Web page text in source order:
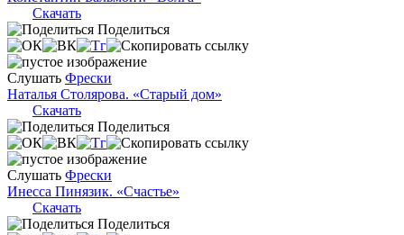
Скачать
Поделиться
Слушать Фрески
Наталья Столярова. «Старый дом»
Скачать
Поделиться
Слушать Фрески
Инесса Пинязик. «Счастье»
Скачать
Поделиться